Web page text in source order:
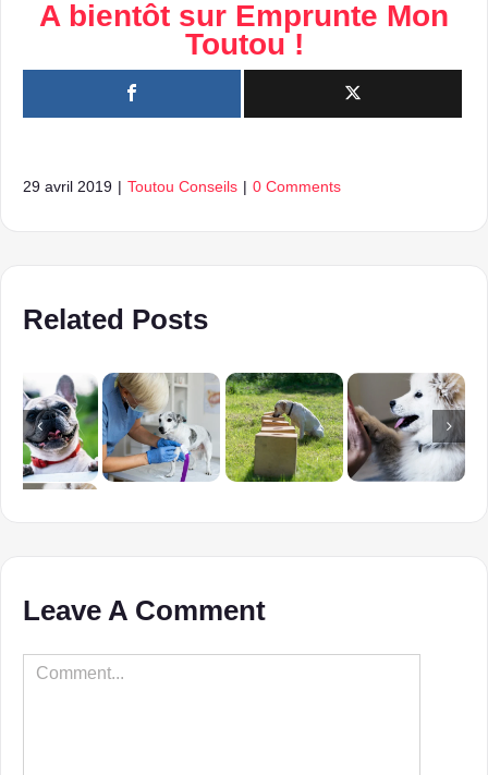
A bientôt sur Emprunte Mon
Toutou!
29 avril 2019 | Toutou Conseils | 0 Comments
Related Posts
Leave A Comment
Comment